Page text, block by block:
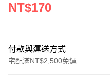
NT$170
付款與運送方式
宅配滿NT$2,500免運